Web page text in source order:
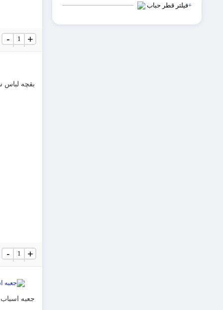
فیلتر قطر حباب+
بقچه
رختخوابی
سایز
+
-
بقچه لباس
بقچه
لباس
سایز
+
-
جعبه اسباب